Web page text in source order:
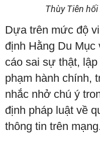
Thùy Tiên
Dựa trên mức độ
định Hằng Du Mục
cáo sai sự thật,
phạm hành chính,
nhắc nhở chú ý
định pháp luật về
thông tin trên